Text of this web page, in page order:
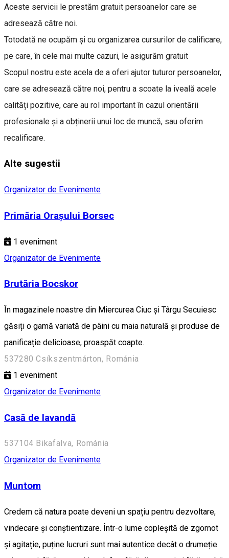
Aceste servicii le prestăm gratuit persoanelor care se
adresează către noi.
Totodată ne ocupăm și cu organizarea cursurilor de calificare,
pe care, în cele mai multe cazuri, le asigurăm gratuit
Scopul nostru este acela de a oferi ajutor tuturor persoanelor,
care se adresează către noi, pentru a scoate la iveală acele
calități pozitive, care au rol important în cazul orientării
profesionale și a obținerii unui loc de muncă, sau oferim
recalificare.
Alte sugestii
Organizator de Evenimente
Primăria Orașului Borsec
1 eveniment
Organizator de Evenimente
Brutăria Bocskor
În magazinele noastre din Miercurea Ciuc și Târgu Secuiesc
găsiți o gamă variată de pâini cu maia naturală și produse de
panificație delicioase, proaspăt coapte.
537280 Csíkszentmárton, Románia
1 eveniment
Organizator de Evenimente
Casă de lavandă
537104 Bikafalva, Románia
Organizator de Evenimente
Muntom
Credem că natura poate deveni un spațiu pentru dezvoltare,
vindecare și conștientizare. Într-o lume copleșită de zgomot
și agitație, puține lucruri sunt mai autentice decât o drumeție